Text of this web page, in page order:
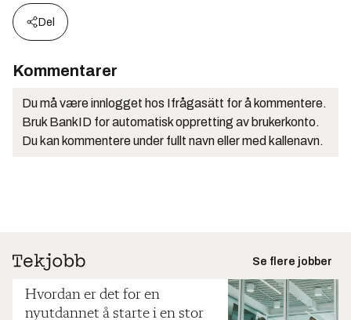
Del
Kommentarer
Du må være innlogget hos Ifrågasätt for å kommentere.
Bruk BankID for automatisk oppretting av brukerkonto.
Du kan kommentere under fullt navn eller med kallenavn.
Se flere jobber
Hvordan er det for en
nyutdannet å starte i en stor